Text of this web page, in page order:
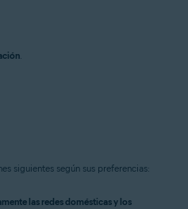
.
siguientes según sus preferencias:
las redes domésticas y los